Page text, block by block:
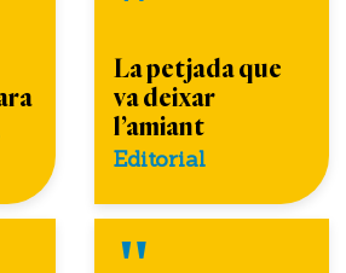
La petjada que
va deixar
l’amiant
Editorial